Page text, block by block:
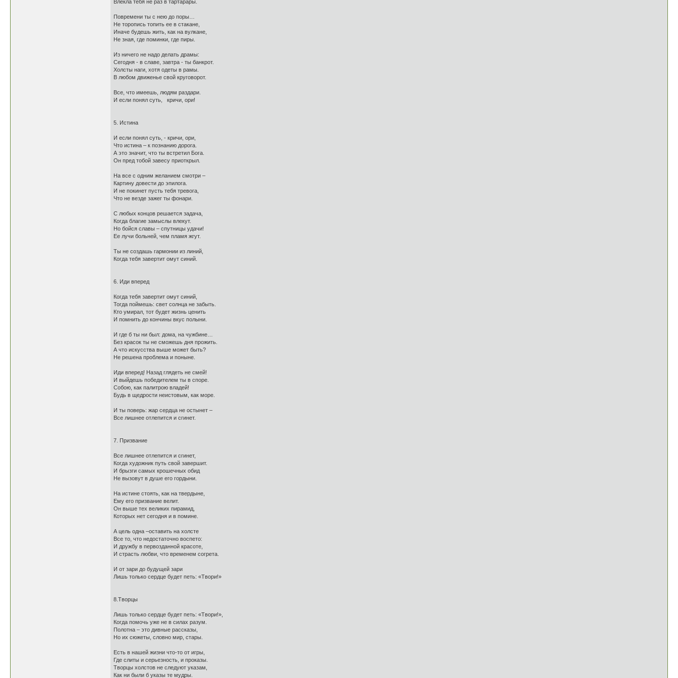
Влекла тебя не раз в тартарары.
Повремени ты с нею до поры…
Не торопись топить ее в стакане,
Иначе будешь жить, как на вулкане,
Не зная, где поминки, где пиры.
Из ничего не надо делать драмы:
Сегодня - в славе, завтра - ты банкрот.
Холсты наги, хотя одеты в рамы.
В любом движенье свой круговорот.
Все, что имеешь, людям раздари.
И если понял суть, кричи, ори!
5. Истина
И если понял суть, - кричи, ори,
Что истина – к познанию дорога.
А это значит, что ты встретил Бога.
Он пред тобой завесу приоткрыл.
На все с одним желанием смотри –
Картину довести до эпилога.
И не покинет пусть тебя тревога,
Что не везде зажег ты фонари.
С любых концов решается задача,
Когда благие замыслы влекут.
Но бойся славы – спутницы удачи!
Ее лучи больней, чем пламя жгут.
Ты не создашь гармонии из линий,
Когда тебя завертит омут синий.
6. Иди вперед
Когда тебя завертит омут синий,
Тогда поймешь: свет солнца не забыть.
Кто умирал, тот будет жизнь ценить
И помнить до кончины вкус полыни.
И где б ты ни был: дома, на чужбине…
Без красок ты не сможешь дня прожить.
А что искусства выше может быть?
Не решена проблема и поныне.
Иди вперед! Назад глядеть не смей!
И выйдешь победителем ты в споре.
Собою, как палитрою владей!
Будь в щедрости неистовым, как море.
И ты поверь: жар сердца не остынет –
Все лишнее отлепится и сгинет.
7. Призвание
Все лишнее отлепится и сгинет,
Когда художник путь свой завершит.
И брызги самых крошечных обид
Не вызовут в душе его гордыни.
На истине стоять, как на твердыне,
Ему его призвание велит.
Он выше тех великих пирамид,
Которых нет сегодня и в помине.
А цель одна –оставить на холсте
Все то, что недостаточно воспето:
И дружбу в первозданной красоте,
И страсть любви, что временем согрета.
И от зари до будущей зари
Лишь только сердце будет петь: «Твори!»
8.Творцы
Лишь только сердце будет петь: «Твори!»,
Когда помочь уже не в силах разум.
Полотна – это дивные рассказы,
Но их сюжеты, словно мир, стары.
Есть в нашей жизни что-то от игры,
Где слиты и серьезность, и проказы.
Творцы холстов не следуют указам,
Как ни были б указы те мудры.